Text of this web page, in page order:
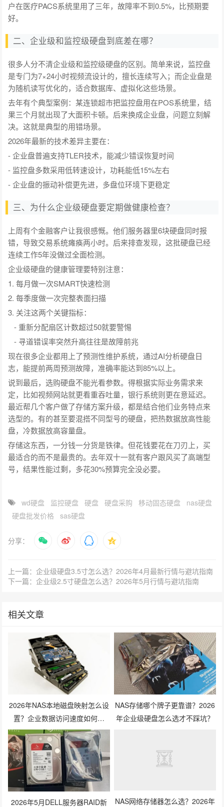
户在医疗PACS系统里用了三年，故障率不到0.5%，比预期要
好。
二、企业级和监控级硬盘到底差在哪？
很多人分不清企业级和监控级硬盘的区别。简单来说，监控盘
是专门为7×24小时视频流设计的，擅长连续写入；而企业盘是
为随机读写优化的，适合数据库、虚拟化这些场景。
去年有个典型案例：某连锁超市把监控盘用在POS系统里，结
果三个月就出现了大面积卡顿。后来换成企业盘，问题立刻解
决。这就是典型的用错场景。
2026年最新的技术差异主要在：
- 企业盘普遍支持TLER技术，能减少错误恢复时间
- 监控盘多数采用低转速设计，功耗能低15%左右
- 企业盘的振动补偿更先进，多盘位环境下更稳定
三、为什么企业级硬盘要定期做健康检查？
上周有个金融客户让我很感慨。他们服务器里6块硬盘同时报
错，导致交易系统瘫痪两小时。后来排查发现，这批硬盘已经
连续工作5年没做过全面检测。
企业级硬盘的健康管理要特别注意：
1. 每月做一次SMART快速检测
2. 每季度做一次完整表面扫描
3. 关注这两个关键指标：
- 重新分配扇区计数超过50就要警惕
- 寻道错误率突然升高往往是故障前兆
现在很多企业都用上了预测性维护系统，通过AI分析硬盘日
志，能提前两周预测故障，准确率能达到85%以上。
说到最后，选购硬盘不能光看参数。得根据实际业务需求来
定，比如视频网站就更看重吞吐量，银行系统则更在意延迟。
最近帮几个客户做了存储方案升级，都是结合他们业务特点来
选型的。有的甚至要混搭不同型号的硬盘，把热数据放高性能
盘，冷数据放高容量盘。
存储这东西，一分钱一分货是铁律。但花钱要花在刀刃上，买
最适合的而不是最贵的。去年双十一就有客户跟风买了高端型
号，结果性能过剩，多花30%预算完全没必要。
wd硬盘 监控硬盘 硬盘 硬盘采购 移动固态硬盘
nas硬盘
硬盘批发价格
sas硬盘
分享：
上一篇：企业级硬盘3.5寸怎么选？2026年4月最新行情与避坑指南
下一篇：企业级2.5寸硬盘怎么选？2026年5月行情与避坑指南
相关文章
2026年NAS本地磁盘映射怎么设
置？企业数据访问速度如何提
升？
NAS存储哪个牌子更靠谱？2026
年企业级硬盘怎么选才不踩坑？
2026年5月DELL服务器RAID新 NAS网络存储器怎么选？2026年